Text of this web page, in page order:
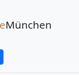
München